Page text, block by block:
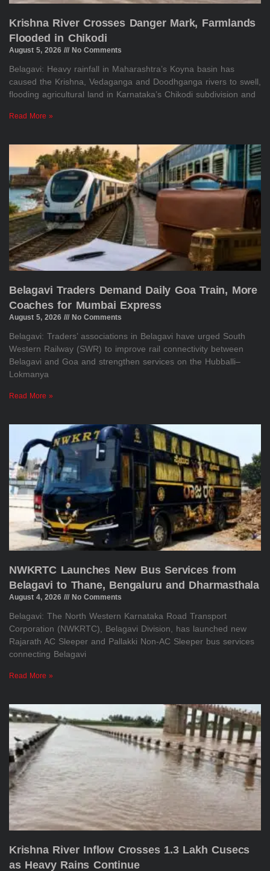
Krishna River Crosses Danger Mark, Farmlands
Flooded in Chikodi
August 5, 2026 No Comments
Belagavi: Heavy rainfall in Maharashtra’s Koyna basin has
caused the Krishna, Vedaganga and Doodhganga rivers to swell,
flooding agricultural land in Karnataka’s Chikodi subdivision and
Read More »
Belagavi Traders Demand Daily Goa Train, More
Coaches for Mumbai Express
August 5, 2026 No Comments
Belagavi: Traders’ associations in Belagavi have urged South
Western Railway (SWR) to improve rail connectivity between
Belagavi and Goa and strengthen services on the Hubballi–
Lokmanya
Read More »
NWKRTC Launches New Bus Services from
Belagavi to Thane, Bengaluru and Dharmasthala
August 4, 2026 No Comments
Belagavi: The North Western Karnataka Road Transport
Corporation (NWKRTC), Belagavi Division, has launched new
Rajarath AC Sleeper and Pallakki Non-AC Sleeper bus services
connecting Belagavi
Read More »
Krishna River Inflow Crosses 1.3 Lakh Cusecs
as Heavy Rains Continue